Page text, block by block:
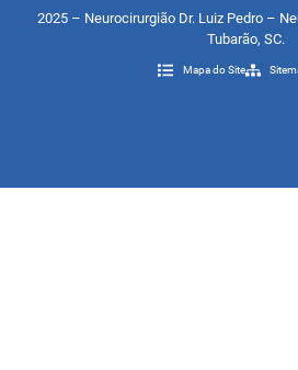
2025 – Neurocirurgião Dr. Luiz Pedro –
Tubarão, SC.
Mapa do Site